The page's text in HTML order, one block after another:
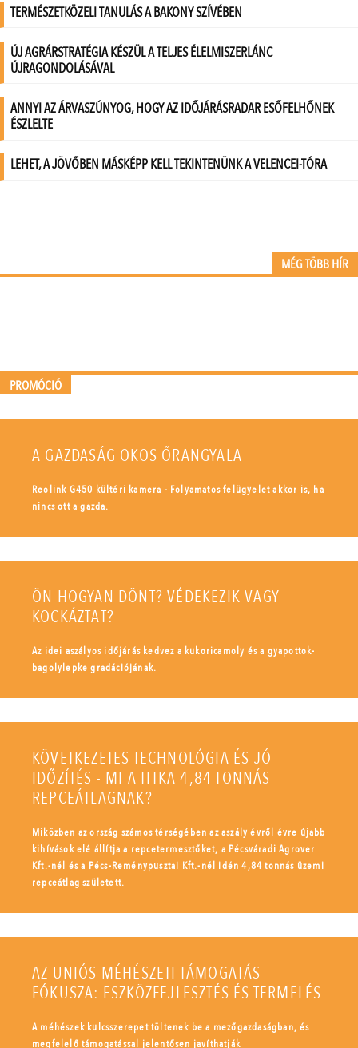
MÉG TÖBB HÍR
PROMÓCIÓ
A GAZDASÁG OKOS ŐRANGYALA
Reolink G450 kültéri kamera - Folyamatos felügyelet akkor is, ha
nincs ott a gazda.
ÖN HOGYAN DÖNT? VÉDEKEZIK VAGY
KOCKÁZTAT?
Az idei aszályos időjárás kedvez a kukoricamoly és a gyapottok-
bagolylepke gradációjának.
KÖVETKEZETES TECHNOLÓGIA ÉS JÓ
IDŐZÍTÉS - MI A TITKA 4,84 TONNÁS
REPCEÁTLAGNAK?
Miközben az ország számos térségében az aszály évről évre újabb
kihívások elé állítja a repcetermesztőket, a Pécsváradi Agrover
Kft.-nél és a Pécs-Reménypusztai Kft.-nél idén 4,84 tonnás üzemi
repceátlag született.
AZ UNIÓS MÉHÉSZETI TÁMOGATÁS
FÓKUSZA: ESZKÖZFEJLESZTÉS ÉS TERMELÉS
A méhészek kulcsszerepet töltenek be a mezőgazdaságban, és
megfelelő támogatással jelentősen javíthatják